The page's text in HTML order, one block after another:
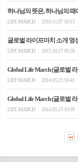
하나님의 뜻은, 하나님의
LIFE MARCH 2016.11.07 10:13
글로벌 라이프마치 소개 영
LIFE MARCH 2015.10.27 09:28
Global Life March (글로벌
LIFE MARCH 2014.05.23 10:41
Global Life March (글로벌
LIFE MARCH 2014.05.23 10:39